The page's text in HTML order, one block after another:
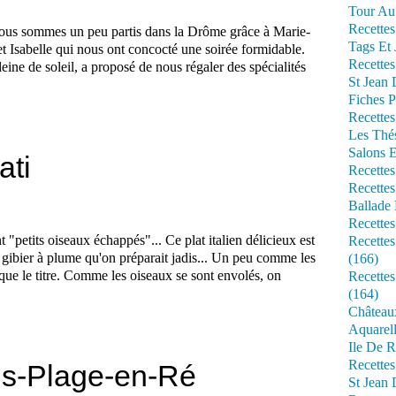
sommes un peu partis dans la Drôme grâce à Marie-
Isabelle qui nous ont concocté une soirée formidable.
de soleil, a proposé de nous régaler des spécialités
"petits oiseaux échappés"... Ce plat italien délicieux est
à plume qu'on préparait jadis... Un peu comme les
le titre. Comme les oiseaux se sont envolés, on
Plage-en-Ré
Tour
Tags Et
St Jean
Fiches
Les
Salons
Ballade
(166)
(164)
Ile De
St Jean